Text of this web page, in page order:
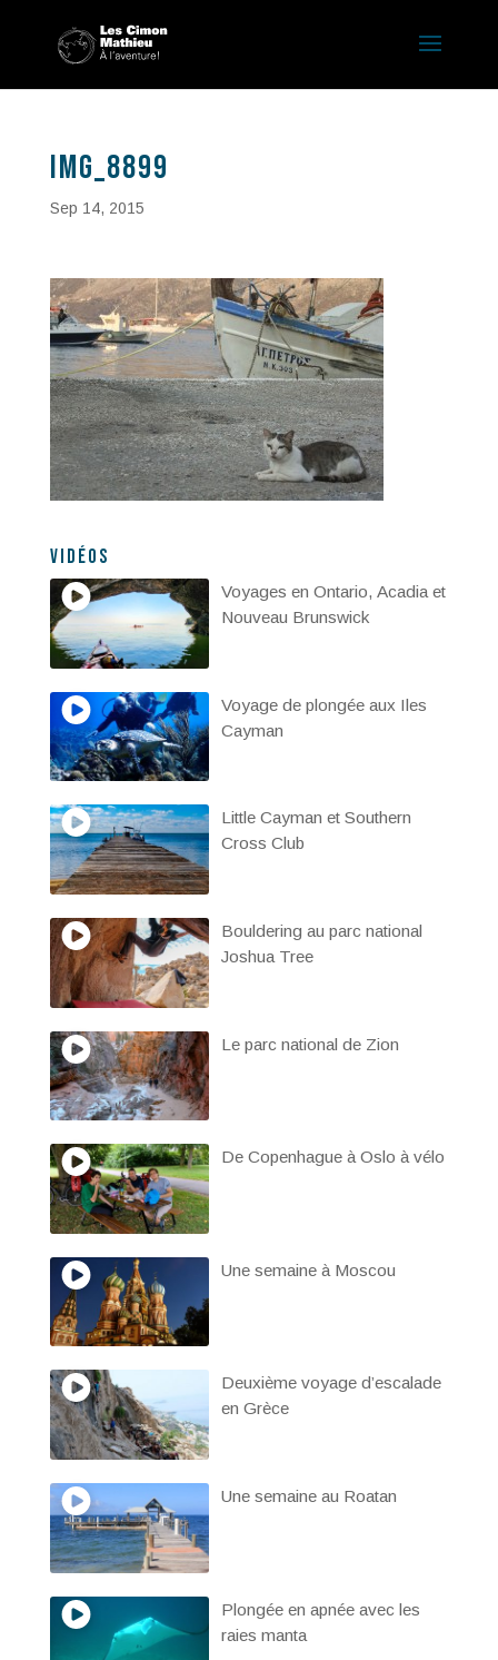
IMG_8899
Sep 14, 2015
Vidéos
Voyages en Ontario, Acadia et
Nouveau Brunswick
Voyage de plongée aux Iles
Cayman
Little Cayman et Southern
Cross Club
Bouldering au parc national
Joshua Tree
Le parc national de Zion
De Copenhague à Oslo à vélo
Une semaine à Moscou
Deuxième voyage d’escalade
en Grèce
Une semaine au Roatan
Plongée en apnée avec les
raies manta